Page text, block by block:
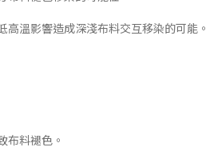
溫影響造成深淺布料交互移染的可能。
布料褪色。